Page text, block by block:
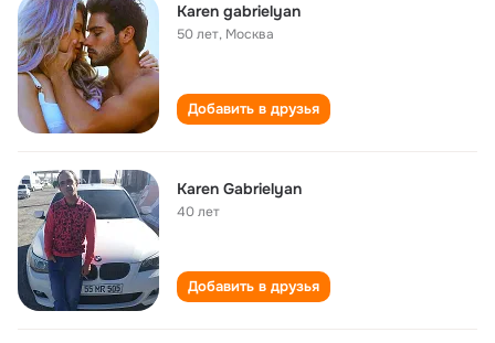
Karen gabrielyan
50 лет, Москва
Добавить в друзья
Karen Gabrielyan
40 лет
Добавить в друзья